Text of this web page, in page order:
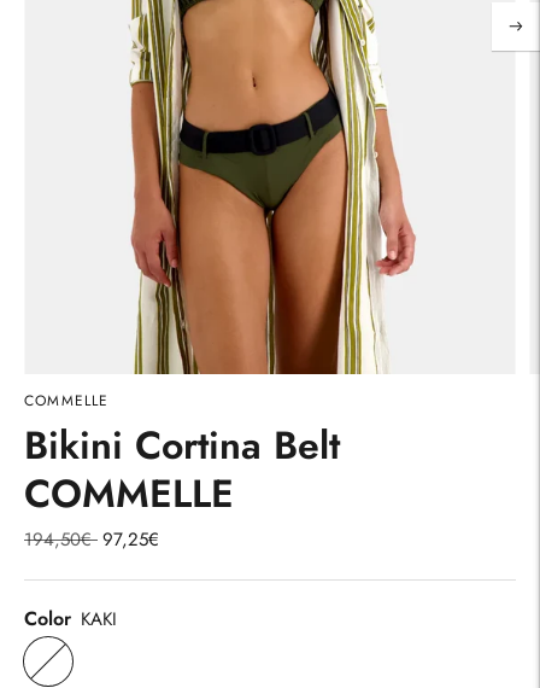
COMMELLE
Bikini Cortina Belt
COMMELLE
194,50€Precio
97,25€
Color KAKI